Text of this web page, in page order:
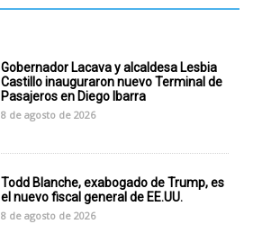
Gobernador Lacava y alcaldesa Lesbia
Castillo inauguraron nuevo Terminal de
Pasajeros en Diego Ibarra
8 de agosto de 2026
Todd Blanche, exabogado de Trump, es
el nuevo fiscal general de EE.UU.
8 de agosto de 2026